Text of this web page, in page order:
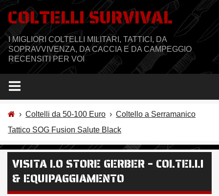
Salta
contenuto
COLTELLI SURVIVAL
I MIGLIORI COLTELLI MILITARI, TATTICI, DA
SOPRAVVIVENZA, DA CACCIA E DA CAMPEGGIO
RECENSITI PER VOI
› Coltelli da 50-100 Euro › Coltello a Serramanico
Tattico SOG Fusion Salute Black
VISITA LO STORE GERBER – COLTELLI
& EQUIPAGGIAMENTO